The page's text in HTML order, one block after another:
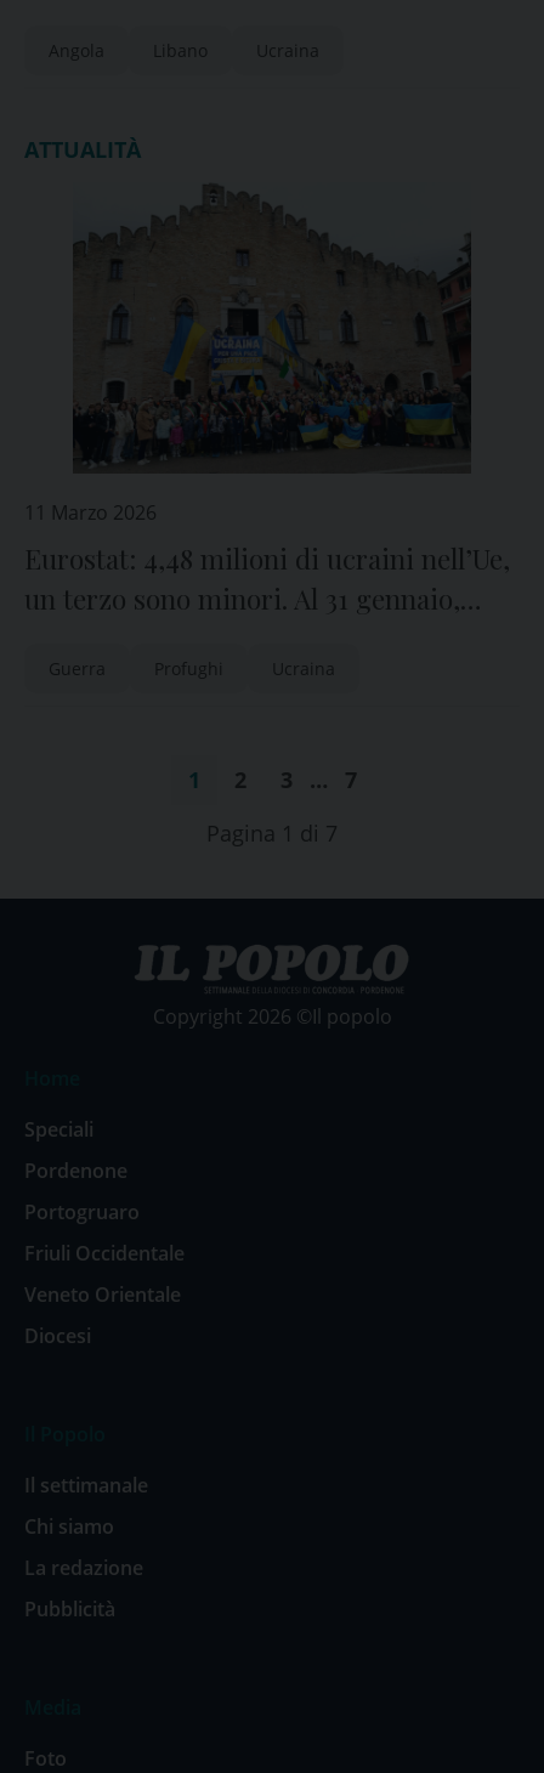
Angola Libano Ucraina
ATTUALITÀ
11 Marzo 2026
Eurostat: 4,48 milioni di ucraini nell’Ue,
un terzo sono minori. Al 31 gennaio,
Guerra Profughi Ucraina
1 2 3 …
7
Pagina 1 di 7
Copyright 2026 ©Il popolo
Speciali
Pordenone
Portogruaro
Friuli Occidentale
Veneto Orientale
Diocesi
Il settimanale
Chi siamo
La redazione
Pubblicità
Foto